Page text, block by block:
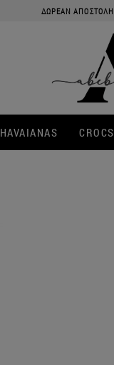
ΔΩΡΕΑΝ ΑΠΟΣΤΟΛΗ
HAVAIANAS CROCS